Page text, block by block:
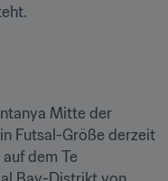
Mitte der
Futsal-Größe derzeit
dem Te